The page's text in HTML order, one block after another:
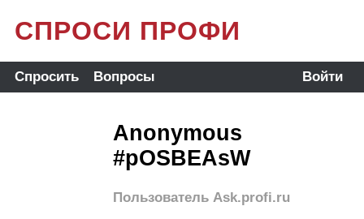
СПРОСИ ПРОФИ
Спросить Вопросы Войти
Anonymous
#pOSBEAsW
Пользователь Ask.profi.ru